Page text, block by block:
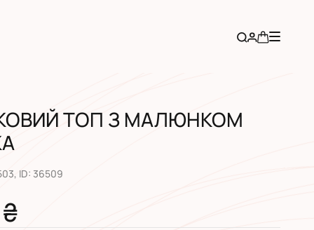
ТОП З МАЛЮНКОМ
, ID: 36509